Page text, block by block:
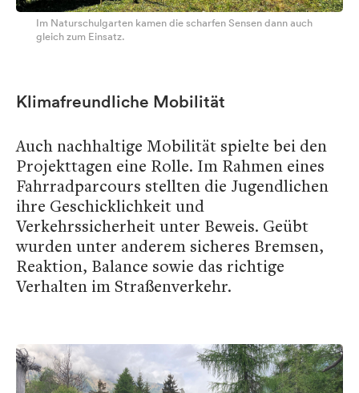
Im Naturschulgarten kamen die scharfen Sensen dann auch
gleich zum Einsatz.
Klimafreundliche Mobilität
Auch nachhaltige Mobilität spielte bei den
Projekttagen eine Rolle. Im Rahmen eines
Fahrradparcours stellten die Jugendlichen
ihre Geschicklichkeit und
Verkehrssicherheit unter Beweis. Geübt
wurden unter anderem sicheres Bremsen,
Reaktion, Balance sowie das richtige
Verhalten im Straßenverkehr.